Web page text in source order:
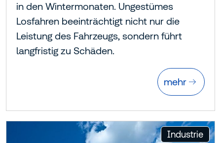
in den Wintermonaten. Ungestümes
Losfahren beeinträchtigt nicht nur die
Leistung des Fahrzeugs, sondern führt
langfristig zu Schäden.
mehr
Industrie: